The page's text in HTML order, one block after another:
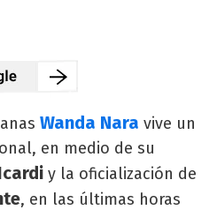
Wanda Nara vive un
en medio de su
y la oficialización de
, en las últimas horas